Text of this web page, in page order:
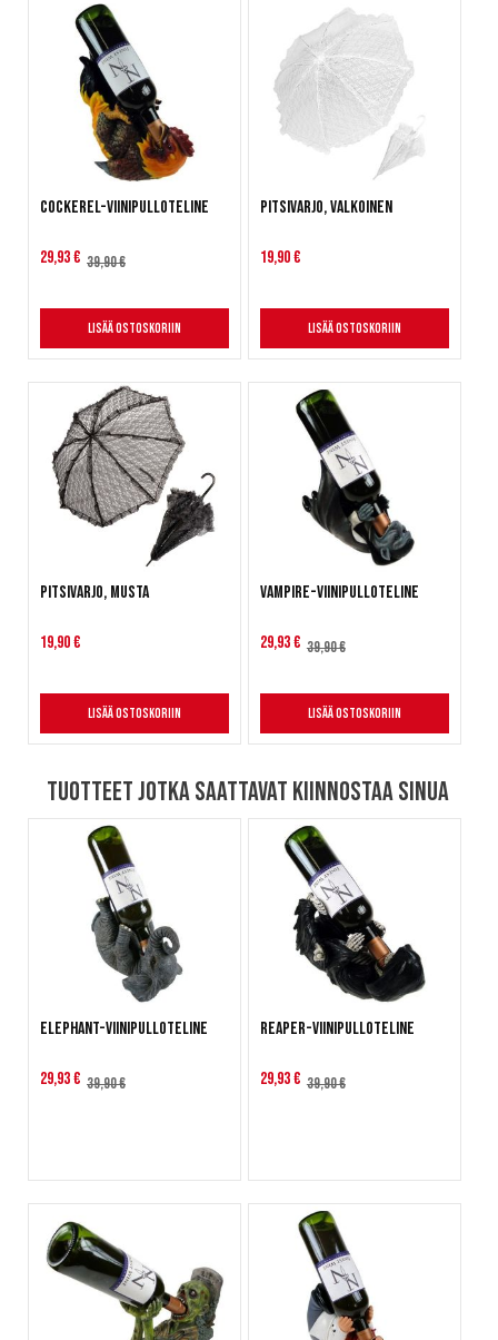
Cockerel-viinipulloteline
Alennushinta
29,93 € 39,90 €
Lisää ostoskoriin
Pitsivarjo, valkoinen
19,90 €
Lisää ostoskoriin
Pitsivarjo, musta
19,90 €
Lisää ostoskoriin
Vampire-viinipulloteline
Alennushinta
29,93 € 39,90 €
Lisää ostoskoriin
Tuotteet jotka saattavat kiinnostaa sinua
Elephant-viinipulloteline
Alennushinta
29,93 € 39,90 €
Reaper-viinipulloteline
Alennushinta
29,93 € 39,90 €